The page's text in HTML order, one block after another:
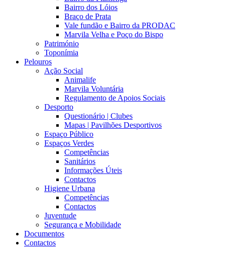
Bairro dos Lóios
Braço de Prata
Vale fundão e Bairro da PRODAC
Marvila Velha e Poço do Bispo
Património
Toponímia
Pelouros
Ação Social
Animalife
Marvila Voluntária
Regulamento de Apoios Sociais
Desporto
Questionário | Clubes
Mapas | Pavilhões Desportivos
Espaço Público
Espaços Verdes
Competências
Sanitários
Informações Úteis
Contactos
Higiene Urbana
Competências
Contactos
Juventude
Segurança e Mobilidade
Documentos
Contactos